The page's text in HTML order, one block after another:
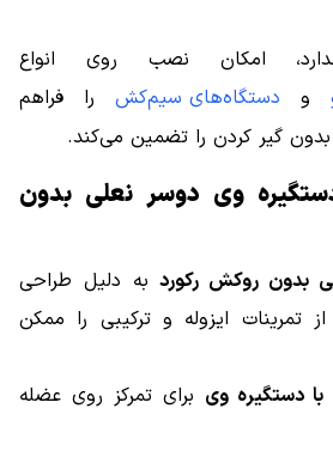
امکان نصب روی انواع
و دستگاه‌های سیم‌کشرا فراهم
گیر کردن را تضمین می‌کند.
وی دوسر نعلی بدون
بدون روکش رکوردبه دلیل طراحی
تمرینات ایزوله و ترکیبی را ممکن
دستگیره وی برای تمرکز روی عضله